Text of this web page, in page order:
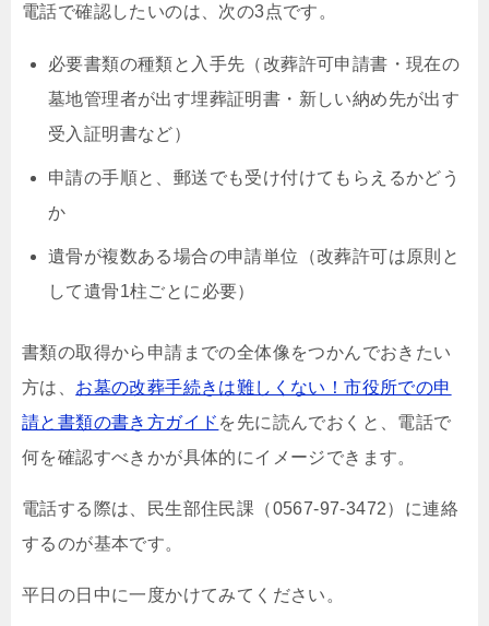
電話で確認したいのは、次の3点です。
必要書類の種類と入手先（改葬許可申請書・現在の
墓地管理者が出す埋葬証明書・新しい納め先が出す
受入証明書など）
申請の手順と、郵送でも受け付けてもらえるかどう
か
遺骨が複数ある場合の申請単位（改葬許可は原則と
して遺骨1柱ごとに必要）
書類の取得から申請までの全体像をつかんでおきたい
方は、 お墓の改葬手続きは難しくない！市役所での申
請と書類の書き方ガイド を先に読んでおくと、電話で
何を確認すべきかが具体的にイメージできます。
電話する際は、民生部住民課（0567-97-3472）に連絡
するのが基本です。
平日の日中に一度かけてみてください。